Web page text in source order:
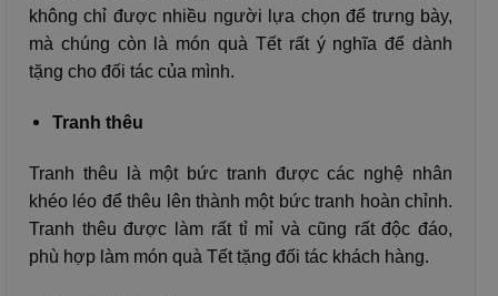
không chỉ được nhiều người lựa chọn để trưng bày,
mà chúng còn là món quà Tết rất ý nghĩa để dành
tặng cho đối tác của mình.
Tranh thêu
Tranh thêu là một bức tranh được các nghệ nhân
khéo léo để thêu lên thành một bức tranh hoàn chỉnh.
Tranh thêu được làm rất tỉ mỉ và cũng rất độc đáo,
phù hợp làm món quà Tết tặng đối tác khách hàng.